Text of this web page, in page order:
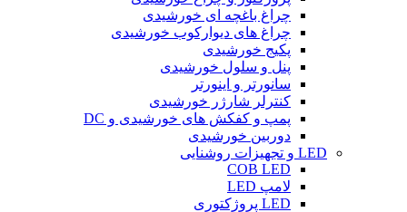
چراغ باغچه ای خورشیدی
چراغ های دیوارکوب خورشیدی
پکیج خورشیدی
پنل و سلول خورشیدی
سانورتر و اینورتر
کنترلر شارژر خورشیدی
پمپ و کفکش های خورشیدی و DC
دوربین خورشیدی
LED و تجهیزات روشنایی
COB LED
لامپ LED
LED پروژکتوری